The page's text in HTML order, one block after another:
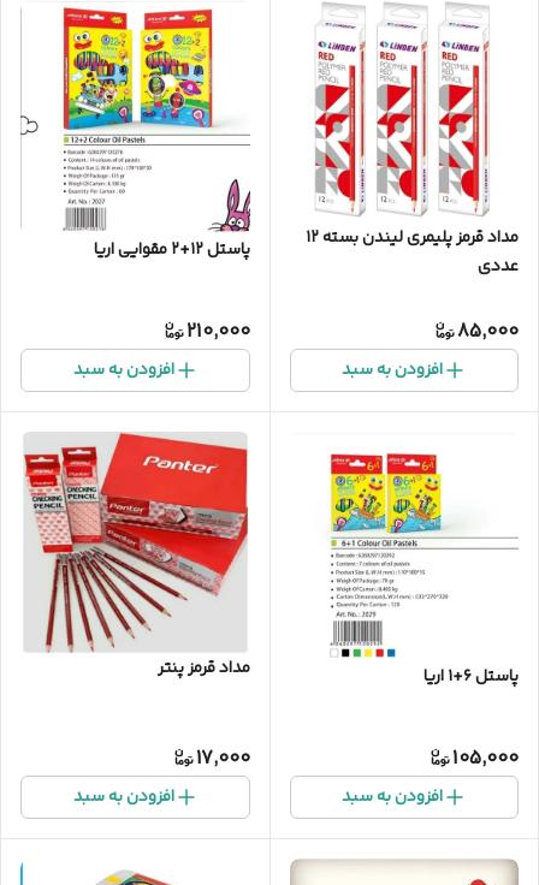
مداد قرمز پلیمری لیندن بسته ۱۲
عددی
85,000
افزودن به سبد
پاستل ۱۲+۲ مقوایی اریا
210,000
افزودن به سبد
پاستل ۶+۱ اریا
105,000
افزودن به سبد
مداد قرمز پنتر
17,000
افزودن به سبد